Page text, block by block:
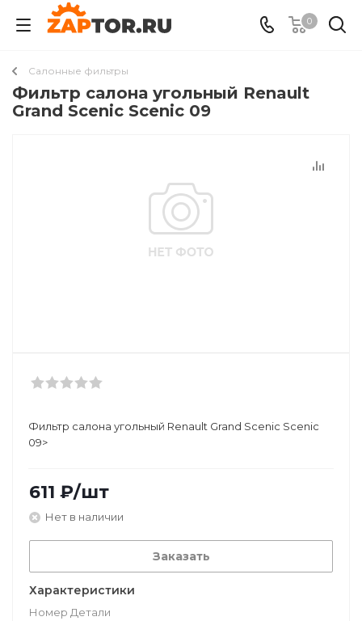
0
Салонные фильтры
Фильтр салона угольный Renault
Grand Scenic Scenic 09
Фильтр салона угольный Renault Grand Scenic Scenic
09>
611 ₽/шт
Нет в наличии
Заказать
Характеристики
Номер Детали